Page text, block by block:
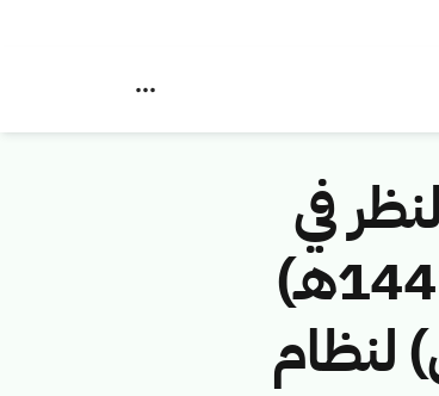
في
مخالفات نظام الاتصالات رقم (41744213/ق/1442هـ)
لنظام